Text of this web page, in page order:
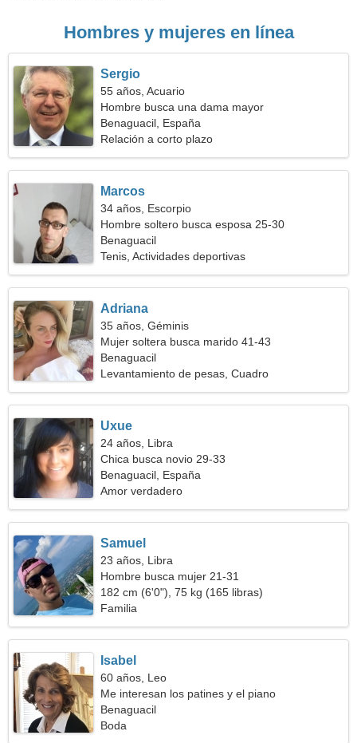
Hombres y mujeres en línea
Sergio
55 años, Acuario
Hombre busca una dama mayor
Benaguacil, España
Relación a corto plazo
Marcos
34 años, Escorpio
Hombre soltero busca esposa 25-30
Benaguacil
Tenis, Actividades deportivas
Adriana
35 años, Géminis
Mujer soltera busca marido 41-43
Benaguacil
Levantamiento de pesas, Cuadro
Uxue
24 años, Libra
Chica busca novio 29-33
Benaguacil, España
Amor verdadero
Samuel
23 años, Libra
Hombre busca mujer 21-31
182 cm (6'0"), 75 kg (165 libras)
Familia
Isabel
60 años, Leo
Me interesan los patines y el piano
Benaguacil
Boda